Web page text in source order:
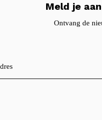
Meld je
Ontvang de